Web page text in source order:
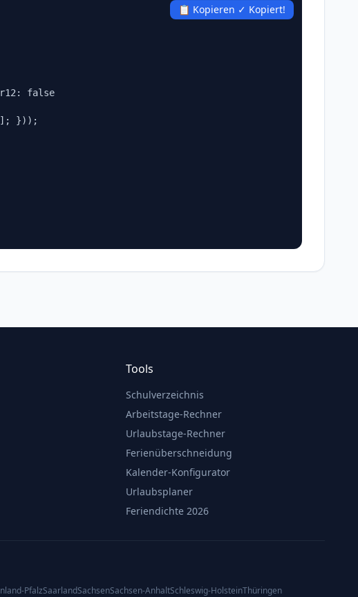
false
}));
📋 Kopieren ✓ Kopiert!
Tools
Schulverzeichnis
Arbeitstage-Rechner
Urlaubstage-Rechner
Ferienüberschneidung
Kalender-Konfigurator
Urlaubsplaner
Feriendichte 2026
PfalzSaarlandSachsenSachsen-AnhaltSchleswig-HolsteinThüringen